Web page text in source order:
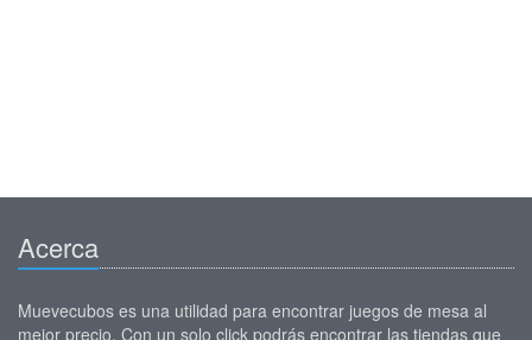
Acerca
Muevecubos es una utilidad para encontrar juegos de mesa al
mejor precio. Con un solo click podrás encontrar las tiendas que